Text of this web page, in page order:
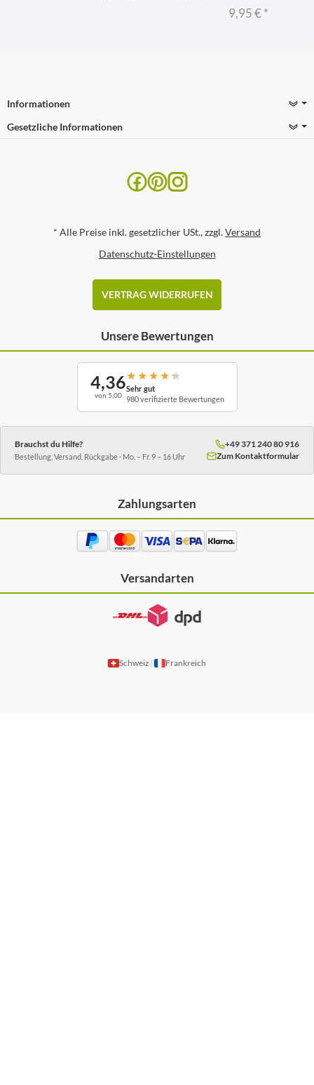
9,95 €*
Informationen
Gesetzliche Informationen
* Alle Preise inkl. gesetzlicher USt., zzgl.Versand
Datenschutz-Einstellungen
VERTRAG WIDERRUFEN
Unsere Bewertungen
4,36
von 5,00
★ ★ ★ ★ ★
Sehr gut
980 verifizierte Bewertungen
Brauchst du Hilfe?
Bestellung, Versand, Rückgabe · Mo. – Fr. 9 – 16 Uhr
+49 371 240 80 916
Zum Kontaktformular
Zahlungsarten
Versandarten
Schweiz Frankreich